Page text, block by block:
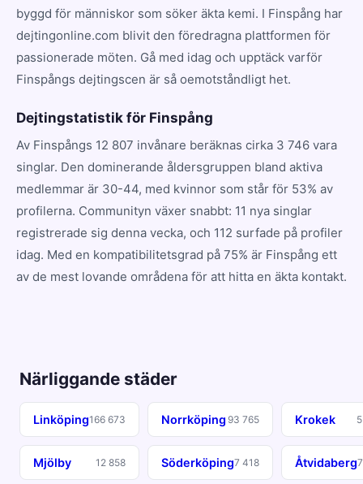
byggd för människor som söker äkta kemi. I Finspång har
dejtingonline.com blivit den föredragna plattformen för
passionerade möten. Gå med idag och upptäck varför
Finspångs dejtingscen är så oemotståndligt het.
Dejtingstatistik för Finspång
Av Finspångs 12 807 invånare beräknas cirka 3 746 vara
singlar. Den dominerande åldersgruppen bland aktiva
medlemmar är 30-44, med kvinnor som står för 53% av
profilerna. Communityn växer snabbt: 11 nya singlar
registrerade sig denna vecka, och 112 surfade på profiler
idag. Med en kompatibilitetsgrad på 75% är Finspång ett
av de mest lovande områdena för att hitta en äkta kontakt.
Närliggande städer
Linköping166 673 Norrköping 93 765 Krokek
Mjölby 12 858 Söderköping7 418 Åtvidaberg